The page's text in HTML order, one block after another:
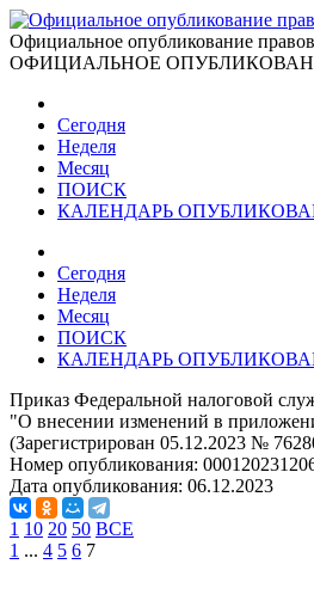
Официальное опубликование
ОФИЦИАЛЬНОЕ
Сегодня
Неделя
Месяц
ПОИСК
КАЛЕНДАРЬ
Сегодня
Неделя
Месяц
ПОИСК
КАЛЕНДАРЬ
Приказ Федеральной налоговой
"О внесении изменений в
(Зарегистрирован 05.12.2023 №
Номер опубликования:
Дата опубликования: 06.12.2023
1 10 20 50 ВСЕ
1 ... 4 5 6 7